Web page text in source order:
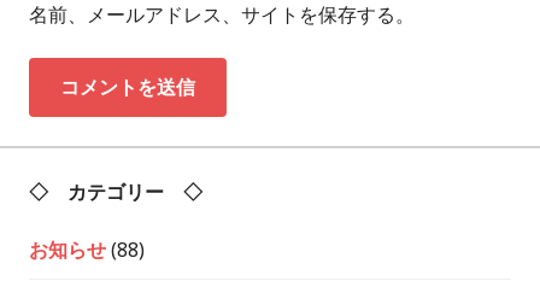
名前、メールアドレス、サイトを保存する。
◇ カテゴリー ◇
お知らせ(88)